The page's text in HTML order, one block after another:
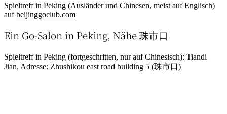
Spieltreff in Peking (Ausländer und Chinesen, meist auf Englisch)
aufbeijinggoclub.com
Ein Go-Salon in Peking, Nähe 珠市口
Spieltreff in Peking (fortgeschritten, nur auf Chinesisch): Tiandi
Jian, Adresse: Zhushikou east road building 5 (珠市口)